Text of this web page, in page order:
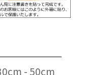
- 50cm